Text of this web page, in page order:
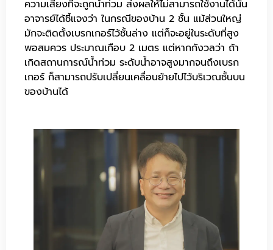
ความเสี่ยงที่จะถูกน้ำท่วม ส่งผลให้ไม่สามารถใช้งานได้นั้น
อาจารย์ได้ชี้แจงว่า ในกรณีของบ้าน 2 ชั้น แม้ส่วนใหญ่
มักจะติดตั้งเบรกเกอร์ไว้ชั้นล่าง แต่ก็จะอยู่ในระดับที่สูง
พอสมควร ประมาณเกือบ 2 เมตร แต่หากกังวลว่า ถ้า
เกิดสถานการณ์น้ำท่วม ระดับน้ำอาจสูงมากจนถึงเบรก
เกอร์ ก็สามารถปรับเปลี่ยนเคลื่อนย้ายไปไว้บริเวณชั้นบน
ของบ้านได้